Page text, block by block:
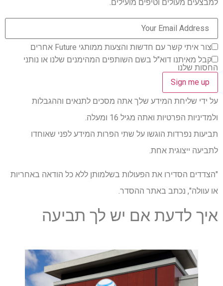
למבצעים מעולים וטיפים מועילים.
צור איתי קשר עם חדשות והצעות ממותגי Future אחרים
קבל מאיתנו דוא"ל בשם השותפים המהימנים שלנו או נותני
החסות שלנו
על ידי שליחת המידע שלך אתה מסכים לתנאים וההגבלות
ולמדיניות הפרטיות ואתה מגיל 16 ומעלה.
תביעות נפרדות הוגשו על שתי הפרות המידע לפני שאוחדו
לתביעה ייצוגית אחת.
"הצדדים הסדירו את הפעולות בשלמותן ללא כל הודאה באחריות
או עוולה", נכתב באתר ההסדר.
איך לדעת אם יש לך תביעה